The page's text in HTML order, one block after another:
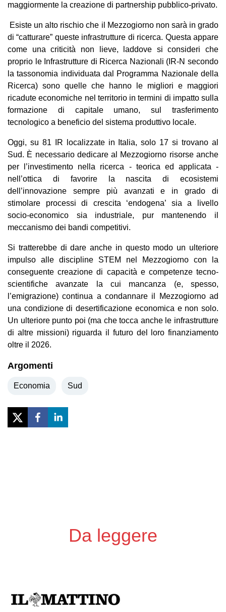
maggiormente la creazione di partnership pubblico-privato.
Esiste un alto rischio che il Mezzogiorno non sarà in grado
di “catturare” queste infrastrutture di ricerca. Questa appare
come una criticità non lieve, laddove si consideri che
proprio le Infrastrutture di Ricerca Nazionali (IR-N secondo
la tassonomia individuata dal Programma Nazionale della
Ricerca) sono quelle che hanno le migliori e maggiori
ricadute economiche nel territorio in termini di impatto sulla
formazione di capitale umano, sul trasferimento
tecnologico a beneficio del sistema produttivo locale.
Oggi, su 81 IR localizzate in Italia, solo 17 si trovano al
Sud. È necessario dedicare al Mezzogiorno risorse anche
per l’investimento nella ricerca - teorica ed applicata -
nell’ottica di favorire la nascita di ecosistemi
dell’innovazione sempre più avanzati e in grado di
stimolare processi di crescita ‘endogena’ sia a livello
socio-economico sia industriale, pur mantenendo il
meccanismo dei bandi competitivi.
Si tratterebbe di dare anche in questo modo un ulteriore
impulso alle discipline STEM nel Mezzogiorno con la
conseguente creazione di capacità e competenze tecno-
scientifiche avanzate la cui mancanza (e, spesso,
l’emigrazione) continua a condannare il Mezzogiorno ad
una condizione di desertificazione economica e non solo.
Un ulteriore punto poi (ma che tocca anche le infrastrutture
di altre missioni) riguarda il futuro del loro finanziamento
oltre il 2026.
Argomenti
Economia Sud
Da leggere